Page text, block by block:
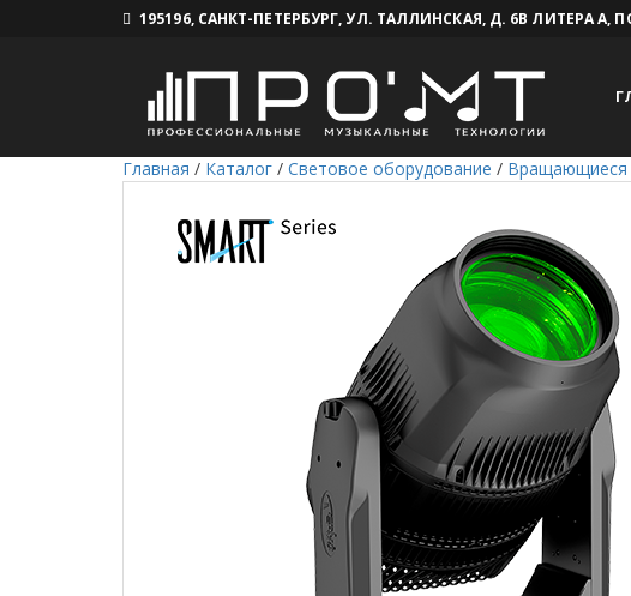
195196, САНКТ-ПЕТЕРБУРГ, УЛ. ТАЛЛИНСКАЯ, Д. 6В ЛИТЕРА А,
Главная / Каталог / Световое оборудование / Вращающиеся